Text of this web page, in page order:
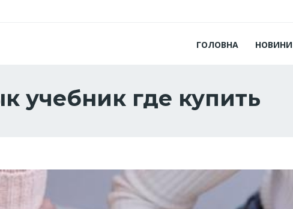
ГОЛОВНА НОВИНИ
учебник где купить